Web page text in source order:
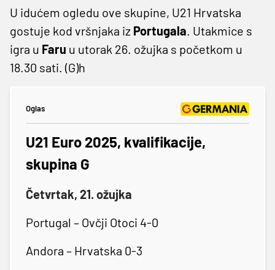
U idućem ogledu ove skupine, U21 Hrvatska
gostuje kod vršnjaka iz Portugala. Utakmice s
igra u Faru u utorak 26. ožujka s početkom u
18.30 sati. (G)h
Oglas
U21 Euro 2025, kvalifikacije,
skupina G
Četvrtak, 21. ožujka
Portugal – Ovčji Otoci 4-0
Andora – Hrvatska 0-3